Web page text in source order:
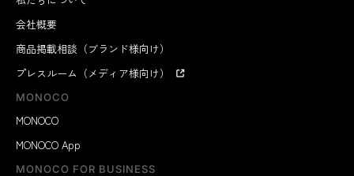
会社概要
商品掲載相談（ブランド様向け）
プレスルーム（メディア様向け）
MONOCO
MONOCO
MONOCO App
MONOCO FOR BUSINESS